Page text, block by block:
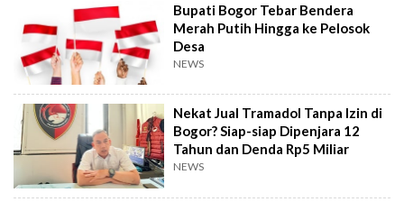
Bupati Bogor Tebar Bendera
Merah Putih Hingga ke Pelosok
Desa
NEWS
Nekat Jual Tramadol Tanpa Izin di
Bogor? Siap-siap Dipenjara 12
Tahun dan Denda Rp5 Miliar
NEWS